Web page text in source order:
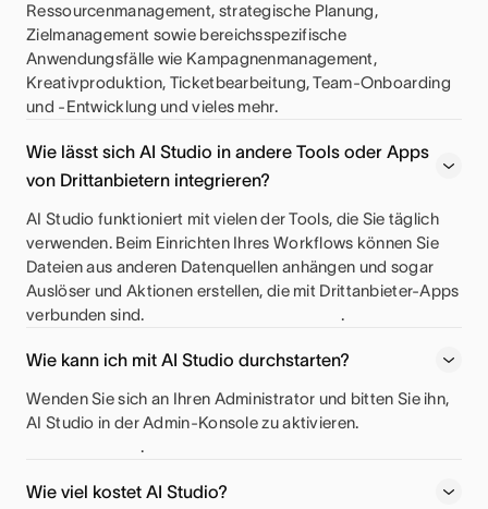
Ressourcenmanagement, strategische Planung,
Zielmanagement sowie bereichsspezifische
Anwendungsfälle wie Kampagnenmanagement,
Kreativproduktion, Ticketbearbeitung, Team-Onboarding
und -Entwicklung und vieles mehr.
Wie lässt sich AI Studio in andere Tools oder Apps
von Drittanbietern integrieren?
AI Studio funktioniert mit vielen der Tools, die Sie täglich
verwenden. Beim Einrichten Ihres Workflows können Sie
Dateien aus anderen Datenquellen anhängen und sogar
Auslöser und Aktionen erstellen, die mit Drittanbieter-Apps
verbunden sind.
.
Wie kann ich mit AI Studio durchstarten?
Wenden Sie sich an Ihren Administrator und bitten Sie ihn,
AI Studio in der Admin-Konsole zu aktivieren.
.
Wie viel kostet AI Studio?